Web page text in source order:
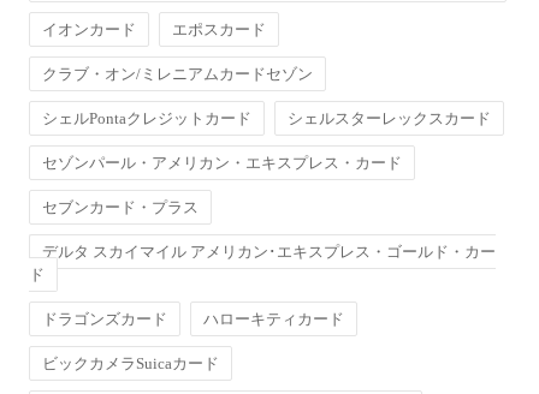
イオンカード エポスカード
クラブ・オン/ミレニアムカードセゾン
シェルPontaクレジットカード シェルスターレックスカード
セゾンパール・アメリカン・エキスプレス・カード
セブンカード・プラス
デルタ スカイマイル アメリカン･エキスプレス・ゴールド・カー
ド
ドラゴンズカード ハローキティカード
ビックカメラSuicaカード